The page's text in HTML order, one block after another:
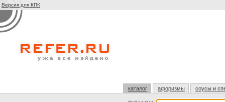
Версия для КПК
каталог афоризмы соусы и